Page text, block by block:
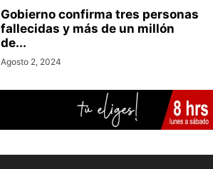
Gobierno confirma tres personas
fallecidas y más de un millón
de...
Agosto 2, 2024